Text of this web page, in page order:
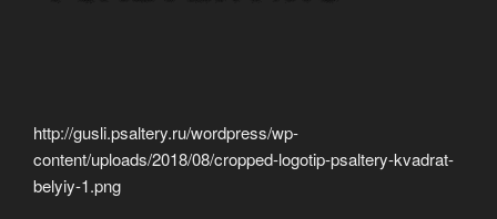
http://gusli.psaltery.ru/wordpress/wp-
content/uploads/2018/08/cropped-logotip-psaltery-kvadrat-
belyiy-1.png